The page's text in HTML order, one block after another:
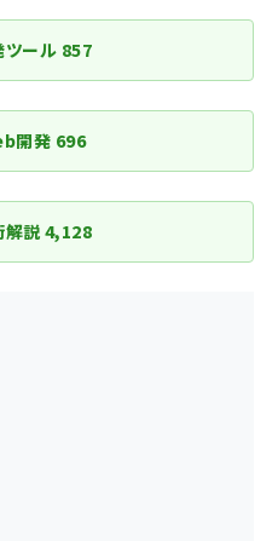
ツール 857
開発 696
解説 4,128